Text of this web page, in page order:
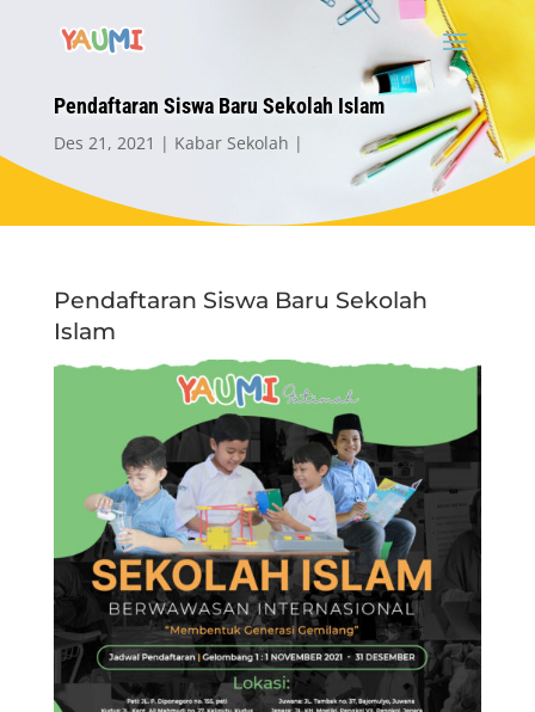
Pendaftaran Siswa Baru Sekolah Islam
Des 21, 2021 Kabar Sekolah
Pendaftaran Siswa Baru Sekolah
Islam